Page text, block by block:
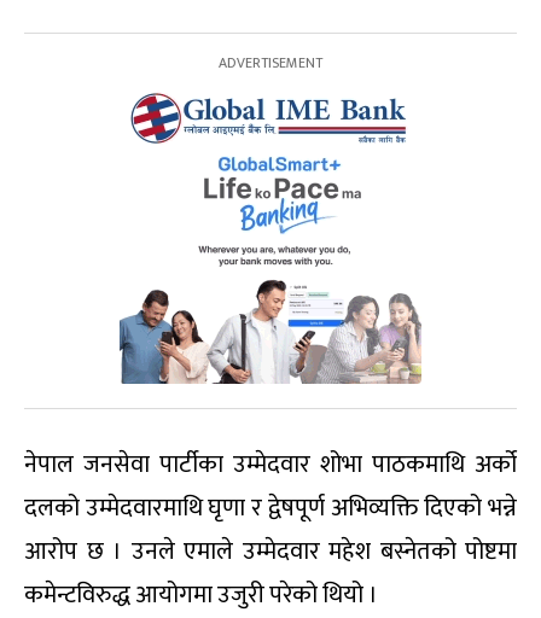
नेपाल जनसेवा पार्टीका उम्मेदवार शोभा पाठकमाथि अर्को
दलको उम्मेदवारमाथि घृणा र द्वेषपूर्ण अभिव्यक्ति दिएको भन्ने
आरोप छ । उनले एमाले उम्मेदवार महेश बस्नेतको पोष्टमा
कमेन्टविरुद्ध आयोगमा उजुरी परेको थियो ।